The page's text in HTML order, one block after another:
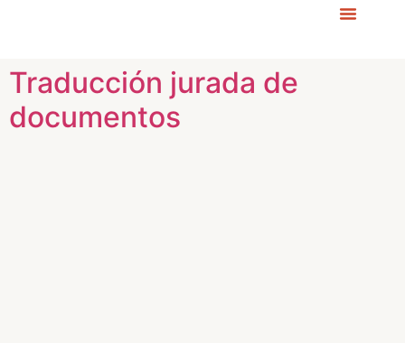
Traducción jurada de
documentos